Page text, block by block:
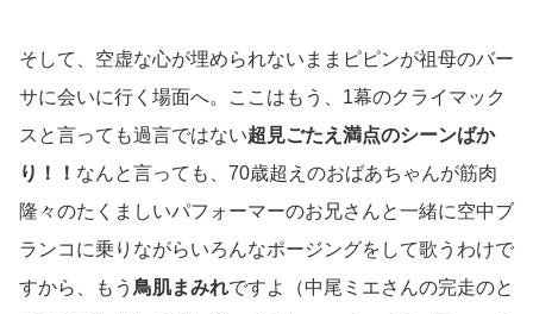
そして、空虚な心が埋められないままピピンが祖母のバー
サに会いに行く場面へ。ここはもう、1幕のクライマック
スと言っても過言ではない超見ごたえ満点のシーンばか
り！！ なんと言っても、70歳超えのおばあちゃんが筋肉
隆々のたくましいパフォーマーのお兄さんと一緒に空中ブ
ランコに乗りながらいろんなポージングをして歌うわけで
すから、もう 鳥肌まみれですよ（中尾ミエさんの完走のと